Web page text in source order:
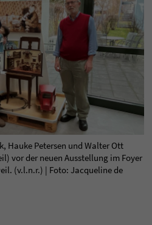
Hauke Petersen und Walter Ott
vor der neuen Ausstellung im Foyer
(v.l.n.r.) | Foto: Jacqueline de